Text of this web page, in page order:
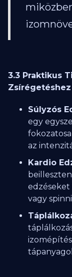
3.3 Praktikus
Zsírégetéshez
Súlyzós
egy
az
Kardio
edzéseket
vagy